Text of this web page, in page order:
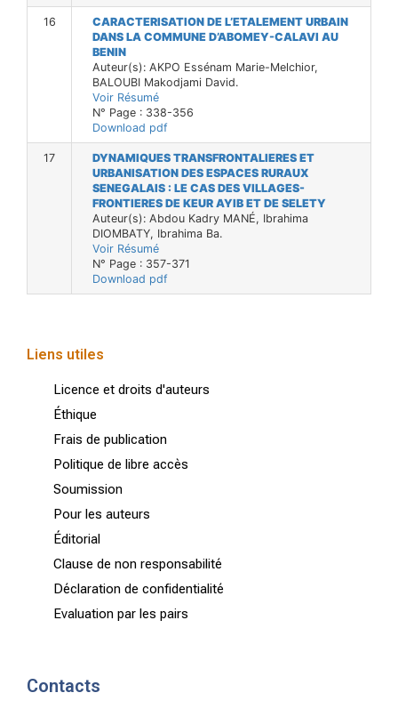
16
CARACTERISATION DE L’ETALEMENT URBAIN
DANS LA COMMUNE D’ABOMEY-CALAVI AU
BENIN
Auteur(s): AKPO Essénam Marie-Melchior,
BALOUBI Makodjami David.
Voir Résumé
N° Page : 338-356
Download pdf
17
DYNAMIQUES TRANSFRONTALIERES ET
URBANISATION DES ESPACES RURAUX
SENEGALAIS : LE CAS DES VILLAGES-
FRONTIERES DE KEUR AYIB ET DE SELETY
Auteur(s): Abdou Kadry MANÉ, Ibrahima
DIOMBATY, Ibrahima Ba.
Voir Résumé
N° Page : 357-371
Download pdf
Liens utiles
Licence et droits d'auteurs
Éthique
Frais de publication
Politique de libre accès
Soumission
Pour les auteurs
Éditorial
Clause de non responsabilité
Déclaration de confidentialité
Evaluation par les pairs
Contacts